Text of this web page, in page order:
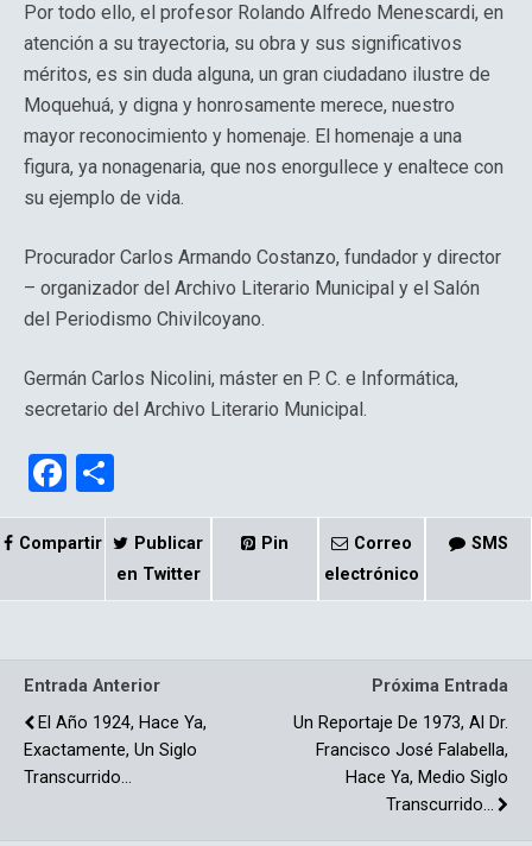
Por todo ello, el profesor Rolando Alfredo Menescardi, en
atención a su trayectoria, su obra y sus significativos
méritos, es sin duda alguna, un gran ciudadano ilustre de
Moquehuá, y digna y honrosamente merece, nuestro
mayor reconocimiento y homenaje. El homenaje a una
figura, ya nonagenaria, que nos enorgullece y enaltece con
su ejemplo de vida.
Procurador Carlos Armando Costanzo, fundador y director
– organizador del Archivo Literario Municipal y el Salón
del Periodismo Chivilcoyano.
Germán Carlos Nicolini, máster en P. C. e Informática,
secretario del Archivo Literario Municipal.
F
a
ce
k
o
m
p
Compartir
Publicar
en Twitter
Pin
Correo
electrónico
SMS
Entrada Anterior
El Año 1924, Hace Ya,
Exactamente, Un Siglo
Transcurrido…
Próxima Entrada
Un Reportaje De 1973, Al Dr.
Francisco José Falabella,
Hace Ya, Medio Siglo
Transcurrido…